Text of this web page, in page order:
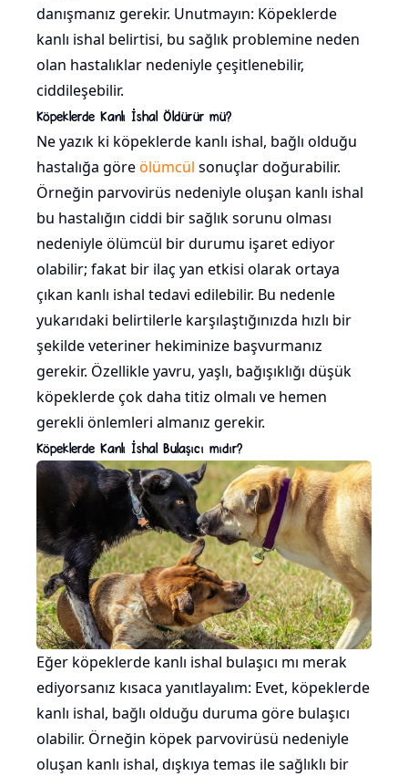
danışmanız gerekir. Unutmayın: Köpeklerde
kanlı ishal belirtisi, bu sağlık problemine neden
olan hastalıklar nedeniyle çeşitlenebilir,
ciddileşebilir.
Köpeklerde Kanlı İshal Öldürür mü?
Ne yazık ki köpeklerde kanlı ishal, bağlı olduğu
hastalığa göreölümcül sonuçlar doğurabilir.
Örneğin parvovirüs nedeniyle oluşan kanlı ishal
bu hastalığın ciddi bir sağlık sorunu olması
nedeniyle ölümcül bir durumu işaret ediyor
olabilir; fakat bir ilaç yan etkisi olarak ortaya
çıkan kanlı ishal tedavi edilebilir. Bu nedenle
yukarıdaki belirtilerle karşılaştığınızda hızlı bir
şekilde veteriner hekiminize başvurmanız
gerekir. Özellikle yavru, yaşlı, bağışıklığı düşük
köpeklerde çok daha titiz olmalı ve hemen
gerekli önlemleri almanız gerekir.
Köpeklerde Kanlı İshal Bulaşıcı mıdır?
Eğer köpeklerde kanlı ishal bulaşıcı mı merak
ediyorsanız kısaca yanıtlayalım: Evet, köpeklerde
kanlı ishal, bağlı olduğu duruma göre bulaşıcı
olabilir. Örneğin köpek parvovirüsü nedeniyle
oluşan kanlı ishal, dışkıya temas ile sağlıklı bir